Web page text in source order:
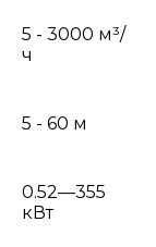
5 - 3000 м³/
ч
5 - 60 м
0.52—355
кВт